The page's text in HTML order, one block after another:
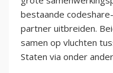
bestaande
partner uitbreiden.
samen op vluchten
Staten via onder